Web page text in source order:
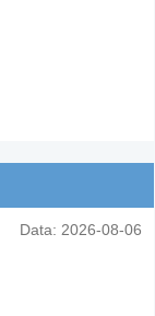
Data: 2026-08-06